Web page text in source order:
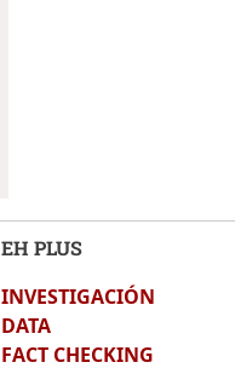
EH PLUS
INVESTIGACIÓN
DATA
FACT CHECKING